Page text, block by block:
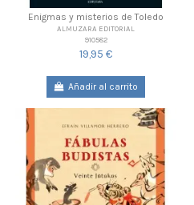
Enigmas y misterios de Toledo
ALMUZARA EDITORIAL
910582
19,95 €
Añadir al carrito